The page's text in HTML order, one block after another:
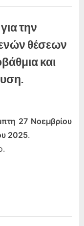
την
θέσεων
και
27 Νοεμβρίου
2025.